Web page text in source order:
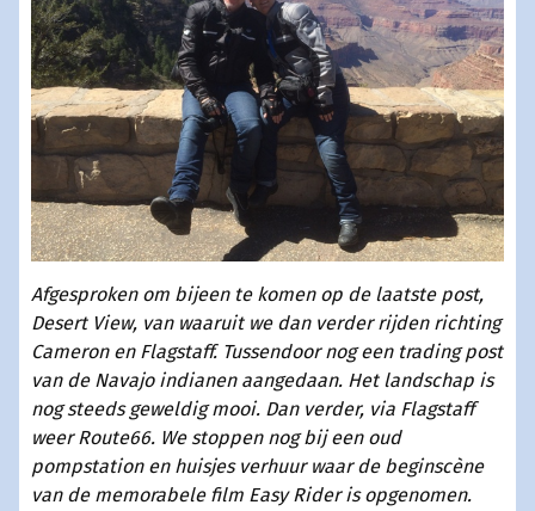
Afgesproken om bijeen te komen op de laatste post,
Desert View, van waaruit we dan verder rijden richting
Cameron en Flagstaff. Tussendoor nog een trading post
van de Navajo indianen aangedaan. Het landschap is
nog steeds geweldig mooi. Dan verder, via Flagstaff
weer Route66. We stoppen nog bij een oud
pompstation en huisjes verhuur waar de beginscène
van de memorabele film Easy Rider is opgenomen.